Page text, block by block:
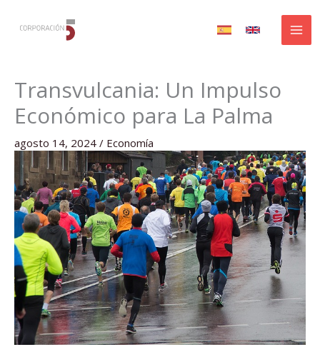
Transvulcania: Un Impulso
Económico para La Palma
agosto 14, 2024 / Economía